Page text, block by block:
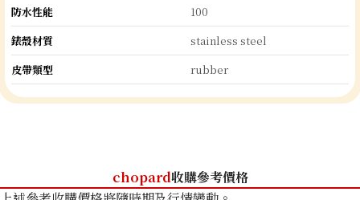
防水性能
100
錶殼材質
stainless steel
皮帶類型
rubber
chopard收購參考價格